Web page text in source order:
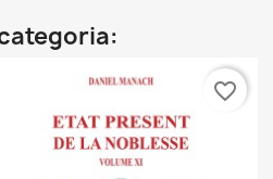
favorite_border